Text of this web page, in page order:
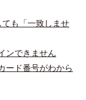
も「一致しませ
ンできません
ード番号がわから